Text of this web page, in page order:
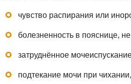
чувство распирания или
болезненность в пояснице,
затруднённое
подтекание мочи при